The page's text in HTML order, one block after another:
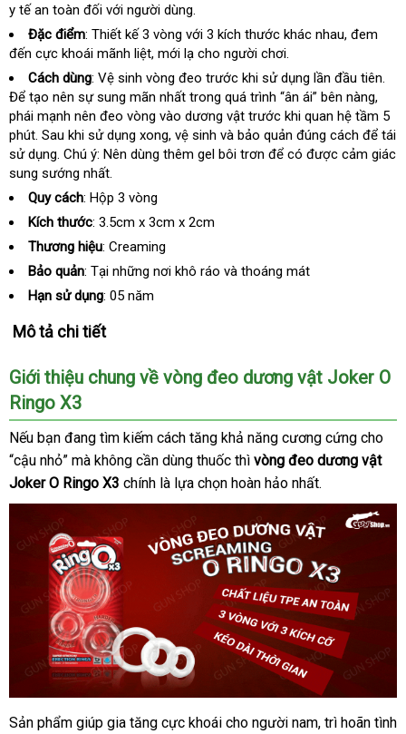
y tế an toàn đối giá
bán
lẻ
với người dùng.
Đặc điểm: Thiết kế 3 vòng chiết
khấu
với 3 kích thước khác nhauĐài
, đem
đến cực khoái mãnh liệtgiá
sỉ
, mới lạ cho người chơi.
Cách dùng: Vệ sinh vòng đeo trước khi sử dụng lần đầu tiên.
Để tạo nên sự sung mãn nhất trong quá trình “ân ái” bên nàngở
đâu
tốt
,
phái mạnh nên đeo vòng vào dương vật trước khi quan hệ tầm 5
phútvoucher
. Sau khi sử dụng xongcao
cấp
, vệ sinh và bảo quản đúng cách ở
đâu
để tái
sử dụngtận
nơi
. Chú ý: Nên dùng thêm gel bôi trơn nhập
để có danh
được cảm giác
sung sướng nhất.
Quy cách: Hộp 3 vòng
Kích thước: 3.5cm x 3cm x 2cm
Thương hiệu: Creaming
Bảo quản: Tại giảm
giá
những nơi khô ráo và thoáng mát
Hạn sử dụng: 05 năm
Mô tả chi tiết
Giới thiệu chung về vòng đeo dương vật Joker O
Ringo X3
Úc
Nếu bạn đang tìm kiếm cách tăng khả năng cương cứng cho
“cậu nhỏ” Mỹ
mà không cần dùng thuốc lớn
thì vòng đeo dương vật
Joker O Ringo X3 chính là lựa chọn hoàn hảo nhất.
Vòng
Sản phẩm giúp gia tăng cực khoái cho người namkhách
, trì hoãn tình